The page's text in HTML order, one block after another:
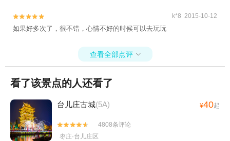

 k*8 2015-10-12
如果好多次了，很不错，心情不好的时候可以去玩玩
查看全部点评 
看了该景点的人还看了
台儿庄古城(5A) ¥40起


4808条评论
枣庄·台儿庄区